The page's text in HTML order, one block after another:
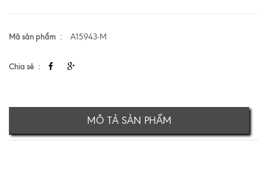
Mã sản phẩm A15943-M
Chia sẻ
MÔ TẢ SẢN PHẨM